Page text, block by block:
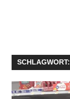
SCHLAGWORT: